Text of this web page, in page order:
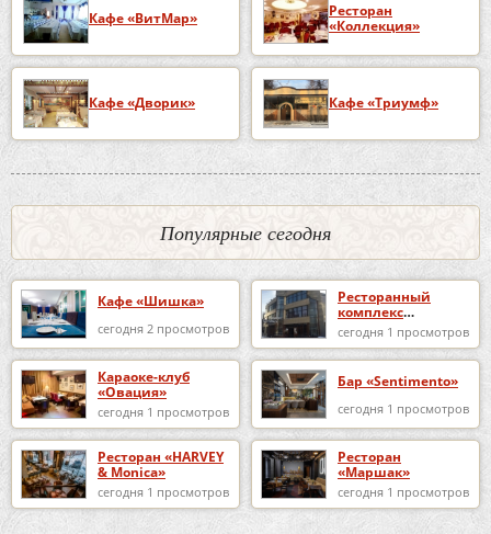
Кафе «ВитМар»
Ресторан
«Коллекция»
Кафе «Дворик» Кафе «Триумф»
Популярные сегодня
Кафе «Шишка»
сегодня 2 просмотров
Ресторанный
комплекс
«DESPERADO»
сегодня 1 просмотров
Караоке-клуб
«Овация»
сегодня 1 просмотров
Бар «Sentimento»
сегодня 1 просмотров
Ресторан «HARVEY
& Monica»
сегодня 1 просмотров
Ресторан
«Маршак»
сегодня 1 просмотров